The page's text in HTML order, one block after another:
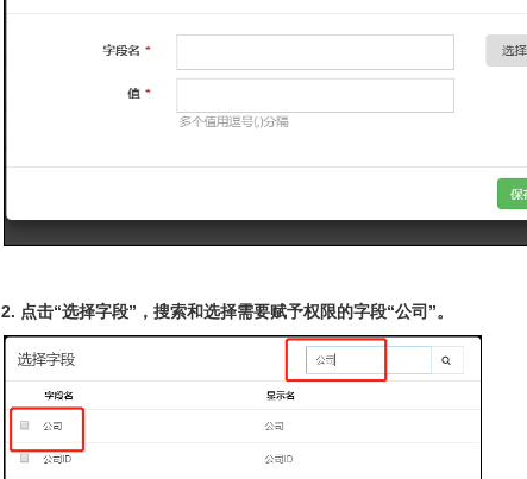
2. 点击“选择字段”，搜索和选择需要赋予权限的字段“公司”。